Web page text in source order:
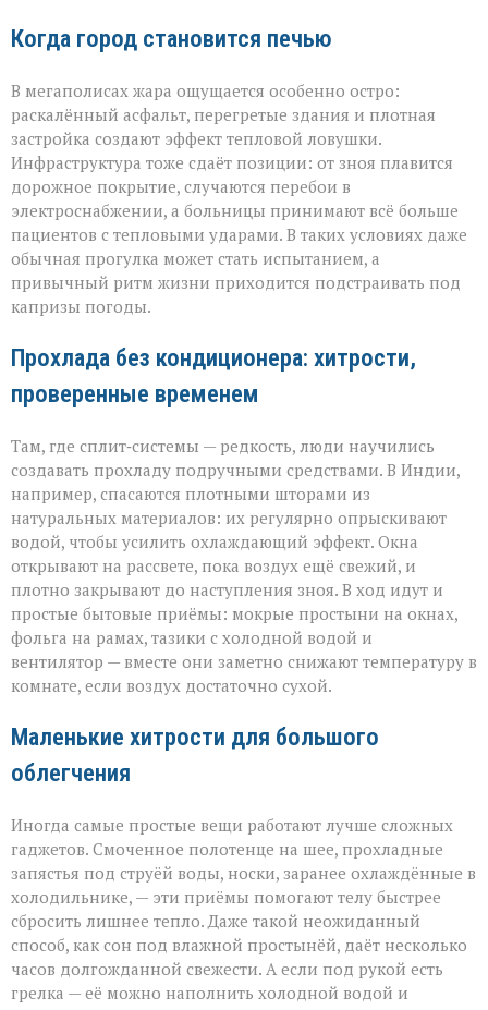
Когда город становится печью
В мегаполисах жара ощущается особенно остро:
раскалённый асфальт, перегретые здания и плотная
застройка создают эффект тепловой ловушки.
Инфраструктура тоже сдаёт позиции: от зноя плавится
дорожное покрытие, случаются перебои в
электроснабжении, а больницы принимают всё больше
пациентов с тепловыми ударами. В таких условиях даже
обычная прогулка может стать испытанием, а
привычный ритм жизни приходится подстраивать под
капризы погоды.
Прохлада без кондиционера: хитрости,
проверенные временем
Там, где сплит‑системы — редкость, люди научились
создавать прохладу подручными средствами. В Индии,
например, спасаются плотными шторами из
натуральных материалов: их регулярно опрыскивают
водой, чтобы усилить охлаждающий эффект. Окна
открывают на рассвете, пока воздух ещё свежий, и
плотно закрывают до наступления зноя. В ход идут и
простые бытовые приёмы: мокрые простыни на окнах,
фольга на рамах, тазики с холодной водой и
вентилятор — вместе они заметно снижают температуру в
комнате, если воздух достаточно сухой.
Маленькие хитрости для большого
облегчения
Иногда самые простые вещи работают лучше сложных
гаджетов. Смоченное полотенце на шее, прохладные
запястья под струёй воды, носки, заранее охлаждённые в
холодильнике, — эти приёмы помогают телу быстрее
сбросить лишнее тепло. Даже такой неожиданный
способ, как сон под влажной простынёй, даёт несколько
часов долгожданной свежести. А если под рукой есть
грелка — её можно наполнить холодной водой и